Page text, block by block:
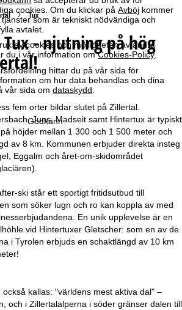
cookies. Om du klickar påAvböj kommer
som är tekniskt nödvändiga och
avtalet.
av cookies och möjligheten av ändra
du i vår information omCookies-Policy.
hittar du på vår sida för
om hur data behandlas och dina
vår sida omdataskydd
Godkänn
Tux
Tux - njutning på hög
fem orter bildar slutet på Zillertal.
Juns, Madseit samt Hintertux är typiskt
höjder mellan 1 300 och 1 500 meter och
av 8 km. Kommunen erbjuder direkta insteg
Eggalm och året-om-skidområdet
ski står ett sportigt fritidsutbud till
som söker lugn och ro kan koppla av med
En unik upplevelse är en
vid Hintertuxer Gletscher: som en av de
i Tyrolen erbjuds en schaktlängd av 10 km
kallas: "världens mest aktiva dal" –
och i Zillertalalperna i söder gränser dalen till